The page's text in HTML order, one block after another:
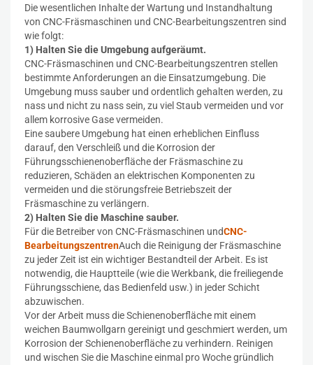
Die wesentlichen Inhalte der Wartung und Instandhaltung
von CNC-Fräsmaschinen und CNC-Bearbeitungszentren sind
wie folgt:
1) Halten Sie die Umgebung aufgeräumt.
CNC-Fräsmaschinen und CNC-Bearbeitungszentren stellen
bestimmte Anforderungen an die Einsatzumgebung. Die
Umgebung muss sauber und ordentlich gehalten werden, zu
nass und nicht zu nass sein, zu viel Staub vermeiden und vor
allem korrosive Gase vermeiden.
Eine saubere Umgebung hat einen erheblichen Einfluss
darauf, den Verschleiß und die Korrosion der
Führungsschienenoberfläche der Fräsmaschine zu
reduzieren, Schäden an elektrischen Komponenten zu
vermeiden und die störungsfreie Betriebszeit der
Fräsmaschine zu verlängern.
2) Halten Sie die Maschine sauber.
Für die Betreiber von CNC-Fräsmaschinen undCNC-
BearbeitungszentrenAuch die Reinigung der Fräsmaschine
zu jeder Zeit ist ein wichtiger Bestandteil der Arbeit. Es ist
notwendig, die Hauptteile (wie die Werkbank, die freiliegende
Führungsschiene, das Bedienfeld usw.) in jeder Schicht
abzuwischen.
Vor der Arbeit muss die Schienenoberfläche mit einem
weichen Baumwollgarn gereinigt und geschmiert werden, um
Korrosion der Schienenoberfläche zu verhindern. Reinigen
und wischen Sie die Maschine einmal pro Woche gründlich